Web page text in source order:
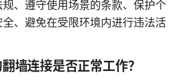
、遵守使用场景的条款、保护个
全、避免在受限环境内进行违法活
墙连接是否正常工作？